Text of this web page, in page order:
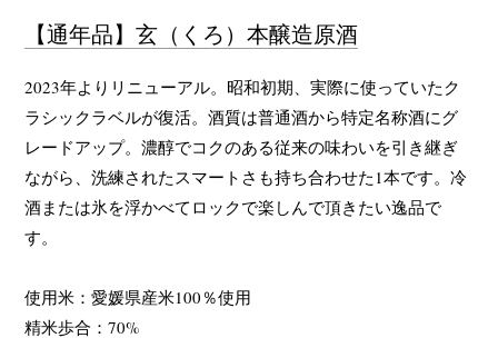
【通年品】玄（くろ）本醸造原酒
2023年よりリニューアル。昭和初期、実際に使っていたク
ラシックラベルが復活。酒質は普通酒から特定名称酒にグ
レードアップ。濃醇でコクのある従来の味わいを引き継ぎ
ながら、洗練されたスマートさも持ち合わせた1本です。冷
酒または氷を浮かべてロックで楽しんで頂きたい逸品で
す。
使用米：愛媛県産米100％使用
精米歩合：70%